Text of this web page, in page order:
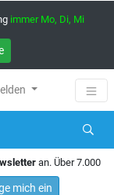
immer Mo, Di, Mi
an. Über 7.000
mich ein